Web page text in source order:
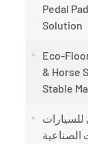
Pedal
Solution
Eco-
& Horse
Stable
الصناعية